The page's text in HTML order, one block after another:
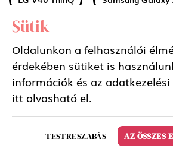
Huawei Honor 8S
Huawei P20 Lite 2019 Huawei
LG Q60 Sony Xperia 1
Xiaomi Redmi 7A Xiaomi Mi 9T
Sütik
Oldalunkon a felhasználói
érdekében sütiket is
információk és az
itt olvasható el.
TESTRESZABÁS AZ ÖSSZES